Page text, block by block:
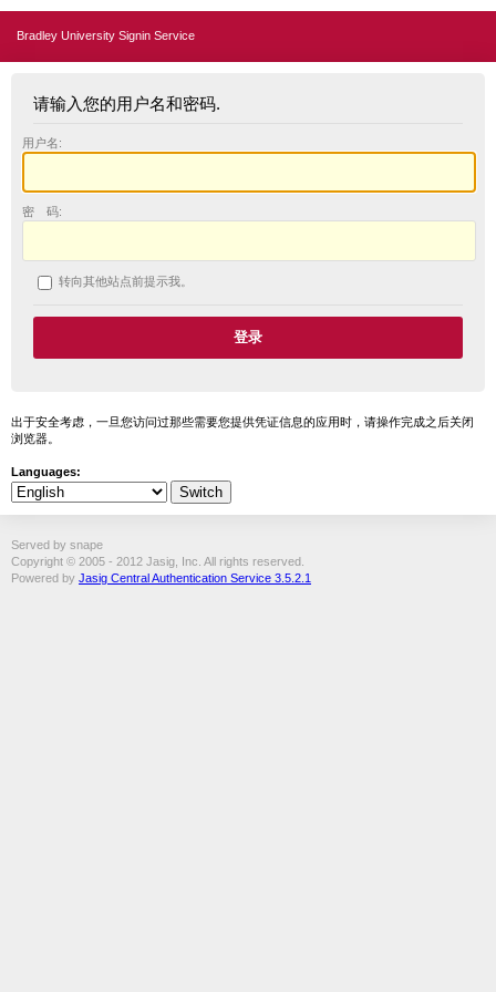
Bradley University Signin Service
请输入您的用户名和密码.
用户名:
密 码:
转向其他站点前提示我。
出于安全考虑，一旦您访问过那些需要您提供凭证信息的应用时，请操作完成之后关闭
浏览器。
Languages:
Served by snape
Copyright © 2005 - 2012 Jasig, Inc. All rights reserved.
Powered by Jasig Central Authentication Service 3.5.2.1